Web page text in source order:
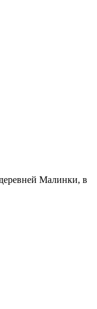
Малинки, в